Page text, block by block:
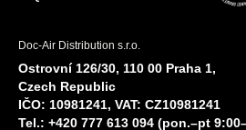
Doc-Air Distribution s.r.o.
Ostrovní 126/30, 110 00 Praha 1,
Czech Republic
IČO: 10981241, VAT: CZ10981241
Tel.: +420 777 613 094 (pon.–pt